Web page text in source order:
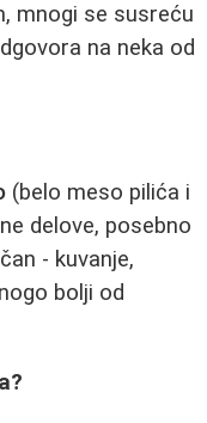
mnogi se susreću
na neka od
(belo meso pilića i
delove, posebno
- kuvanje,
bolji od